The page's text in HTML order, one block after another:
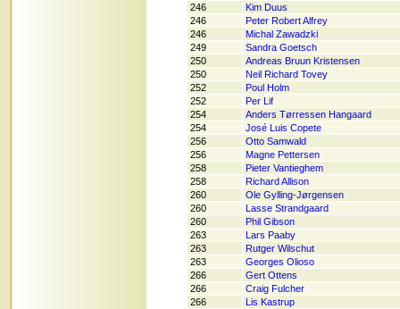
246
Kim Duus
246
Peter Robert Alfrey
246
Michal Zawadzki
249
Sandra Goetsch
250
Andreas Bruun Kristensen
250
Neil Richard Tovey
252
Poul Holm
252
Per Lif
254
Anders Tørressen Hangaard
254
José Luis Copete
256
Otto Samwald
256
Magne Pettersen
258
Pieter Vantieghem
258
Richard Allison
260
Ole Gylling-Jørgensen
260
Lasse Strandgaard
260
Phil Gibson
263
Lars Paaby
263
Rutger Wilschut
263
Georges Olioso
266
Gert Ottens
266
Craig Fulcher
266
Lis Kastrup